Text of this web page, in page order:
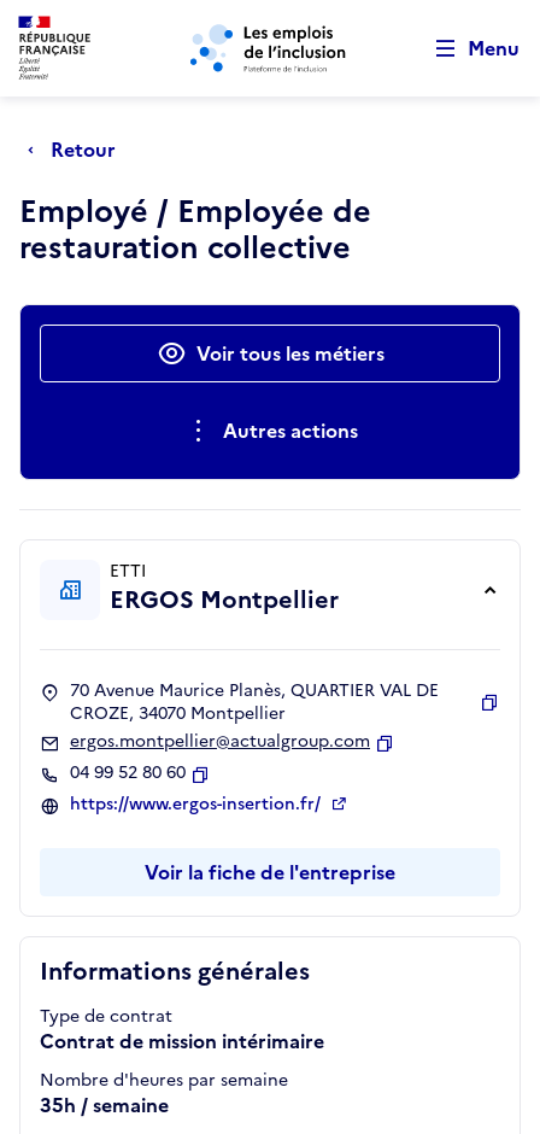
Aller au menu principal Aller au contenu principal
Menu
Retour
Employé / Employée de
restauration collective
Actions rapidesVoir tous les métiers
Autres actions
Informations générales
Type de contrat
Contrat de mission intérimaire
Nombre d'heures par semaine
35h / semaine
ETTI
ERGOS Montpellier
70 Avenue Maurice Planès, QUARTIER VAL DE
CROZE, 34070 Montpellier
ergos.montpellier@actualgroup.com
04 99 52 80 60
Copier
https://www.ergos-insertion.fr/
Voir la fiche de l'entreprise
Retour au début de la page
Panneau de gestion des cookies